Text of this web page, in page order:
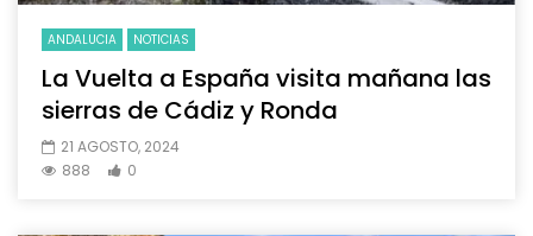
ANDALUCIA NOTICIAS
La Vuelta a España visita mañana las
sierras de Cádiz y Ronda
21 AGOSTO, 2024
888
0